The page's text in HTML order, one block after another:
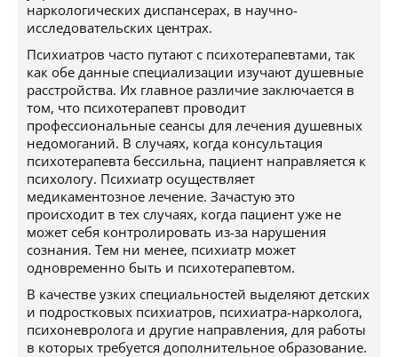
наркологических диспансерах, в научно-
исследовательских центрах.
Психиатров часто путают с психотерапевтами, так
как обе данные специализации изучают душевные
расстройства. Их главное различие заключается в
том, что психотерапевт проводит
профессиональные сеансы для лечения душевных
недомоганий. В случаях, когда консультация
психотерапевта бессильна, пациент направляется к
психологу. Психиатр осуществляет
медикаментозное лечение. Зачастую это
происходит в тех случаях, когда пациент уже не
может себя контролировать из-за нарушения
сознания. Тем ни менее, психиатр может
одновременно быть и психотерапевтом.
В качестве узких специальностей выделяют детских
и подростковых психиатров, психиатра-нарколога,
психоневролога и другие направления, для работы
в которых требуется дополнительное образование.